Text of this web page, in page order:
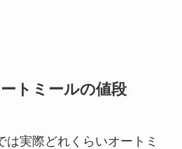
トミールの値段
は実際どれくらいオートミ